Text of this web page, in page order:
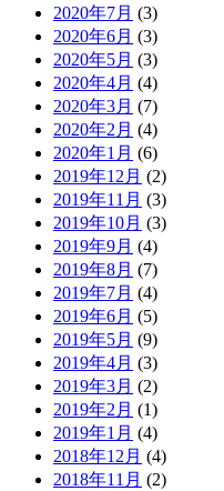
2020年7月 (3)
2020年6月 (3)
2020年5月 (3)
2020年4月 (4)
2020年3月 (7)
2020年2月 (4)
2020年1月 (6)
2019年12月 (2)
2019年11月 (3)
2019年10月 (3)
2019年9月 (4)
2019年8月 (7)
2019年7月 (4)
2019年6月 (5)
2019年5月 (9)
2019年4月 (3)
2019年3月 (2)
2019年2月 (1)
2019年1月 (4)
2018年12月 (4)
2018年11月 (2)